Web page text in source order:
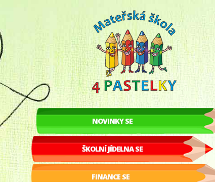
NOVINKY SE
ŠKOLNÍ JÍDELNA SE
FINANCE SE